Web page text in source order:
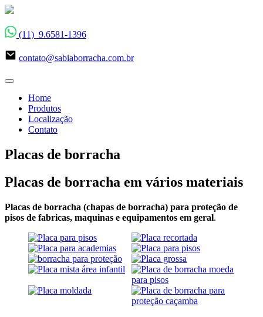
(11) 9.6581-1396
contato@sabiaborracha.com.br
Home
Produtos
Localização
Contato
Placas de borracha
Placas de borracha em vários materiais
Placas de borracha (chapas de borracha) para proteção de
pisos de fabricas, maquinas e equipamentos em geral.